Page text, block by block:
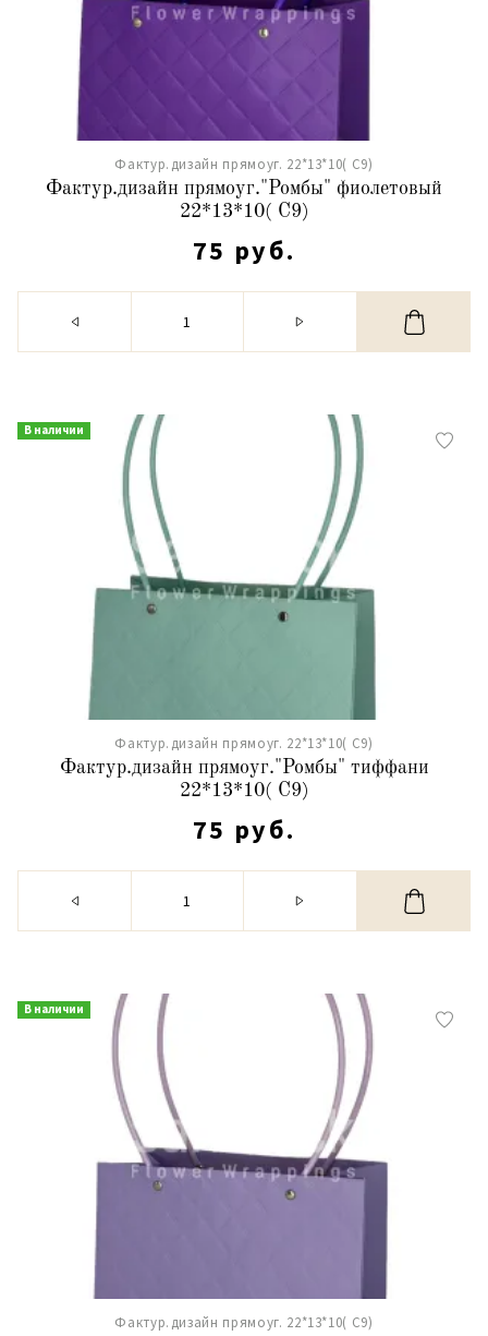
Фактур.дизайн прямоуг. 22*13*10( С9)
Фактур.дизайн прямоуг."Ромбы" фиолетовый
22*13*10( С9)
75 руб.
В наличии
Фактур.дизайн прямоуг. 22*13*10( С9)
Фактур.дизайн прямоуг."Ромбы" тиффани
22*13*10( С9)
75 руб.
В наличии
Фактур.дизайн прямоуг. 22*13*10( С9)